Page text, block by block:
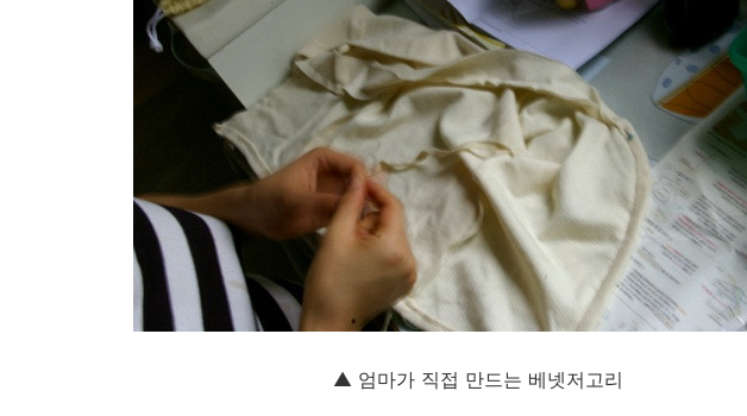
▲ 엄마가 직접 만드는 베넷저고리